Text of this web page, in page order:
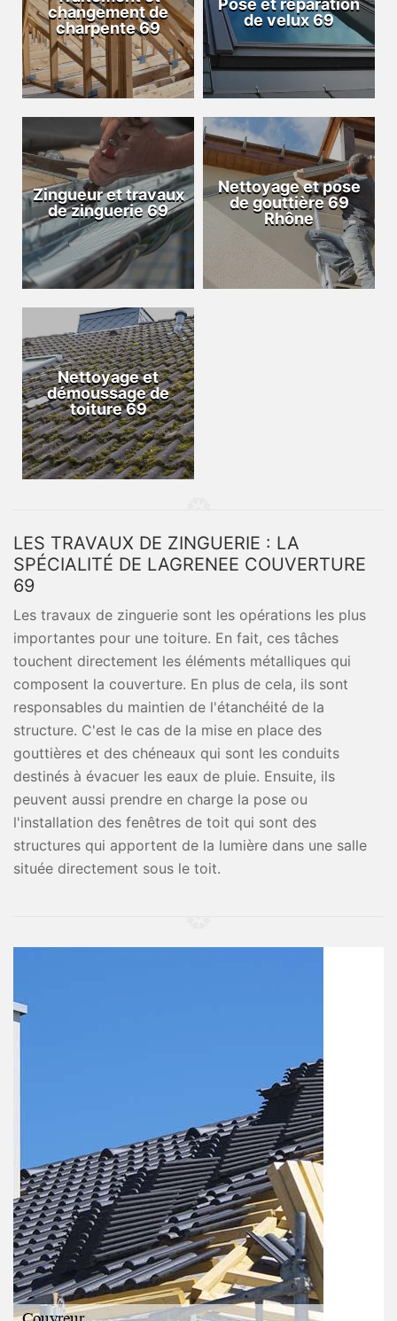
changement de
charpente 69
Pose et réparation
de velux 69
Zingueur et travaux
de zinguerie 69
Nettoyage et pose
de gouttière 69
Rhône
Nettoyage et
démoussage de
toiture 69
LES TRAVAUX DE ZINGUERIE : LA
SPÉCIALITÉ DE LAGRENEE COUVERTURE
69
Les travaux de zinguerie sont les opérations les plus
importantes pour une toiture. En fait, ces tâches
touchent directement les éléments métalliques qui
composent la couverture. En plus de cela, ils sont
responsables du maintien de l'étanchéité de la
structure. C'est le cas de la mise en place des
gouttières et des chéneaux qui sont les conduits
destinés à évacuer les eaux de pluie. Ensuite, ils
peuvent aussi prendre en charge la pose ou
l'installation des fenêtres de toit qui sont des
structures qui apportent de la lumière dans une salle
située directement sous le toit.